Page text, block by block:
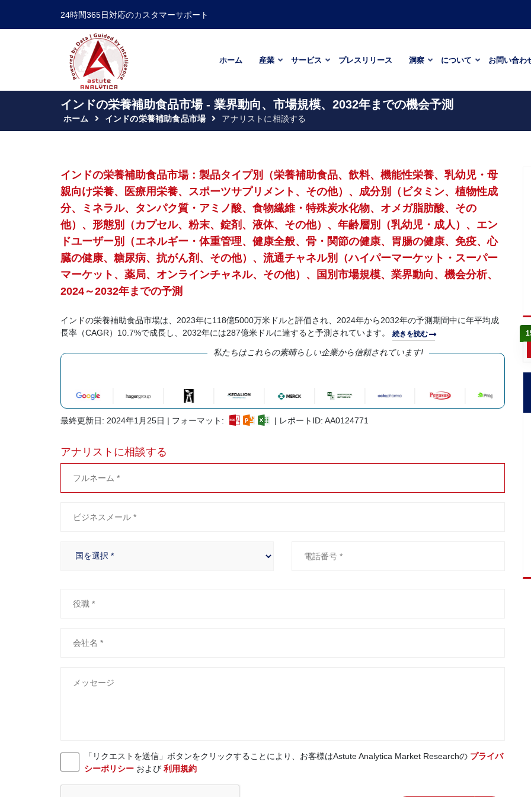
24時間365日対応のカスタマーサポート
ホーム 産業 サービス プレスリリース 洞察 について お問い合わ
インドの栄養補助食品市場 - 業界動向、市場規模、2032年までの機会予測
ホーム インドの栄養補助食品市場 アナリストに相談する
インドの栄養補助食品市場：製品タイプ別（栄養補助食品、飲料、機能性栄養、乳幼児・母
親向け栄養、医療用栄養、スポーツサプリメント、その他）、成分別（ビタミン、植物性成
分、ミネラル、タンパク質・アミノ酸、食物繊維・特殊炭水化物、オメガ脂肪酸、その
他）、形態別（カプセル、粉末、錠剤、液体、その他）、年齢層別（乳幼児・成人）、エン
ドユーザー別（エネルギー・体重管理、健康全般、骨・関節の健康、胃腸の健康、免疫、心
臓の健康、糖尿病、抗がん剤、その他）、流通チャネル別（ハイパーマーケット・スーパー
マーケット、薬局、オンラインチャネル、その他）、国別市場規模、業界動向、機会分析、
2024～2032年までの予測
インドの栄養補助食品市場は、2023年に118億5000万米ドルと評価され、2024年から2032年の予測期間中に年平均成
長率（CAGR）10.7%で成長し、2032年には287億米ドルに達すると予測されています。 続きを読む
私たちはこれらの素晴らしい企業から信頼されています!
最終更新日: 2024年1月25日 | フォーマット: | レポートID: AA0124771
アナリストに相談する
「リクエストを送信」ボタンをクリックすることにより、お客様はAstute Analytica Market Researchの プライバ
シーポリシーおよび 利用規約